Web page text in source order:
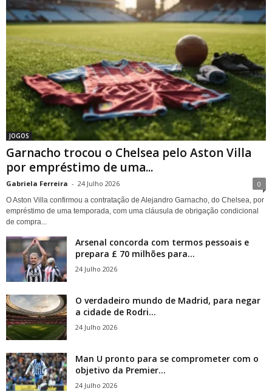
JOGOS
Garnacho trocou o Chelsea pelo Aston Villa
por empréstimo de uma...
Gabriela Ferreira - 24 Julho 2026 0
O Aston Villa confirmou a contratação de Alejandro Garnacho, do Chelsea, por
empréstimo de uma temporada, com uma cláusula de obrigação condicional
de compra...
Arsenal concorda com termos pessoais e
prepara £ 70 milhões para...
24 Julho 2026
O verdadeiro mundo de Madrid, para negar
a cidade de Rodri...
24 Julho 2026
Man U pronto para se comprometer com o
objetivo da Premier...
24 Julho 2026